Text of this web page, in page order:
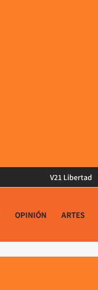
V21 Libertad
OPINIÓN ARTES